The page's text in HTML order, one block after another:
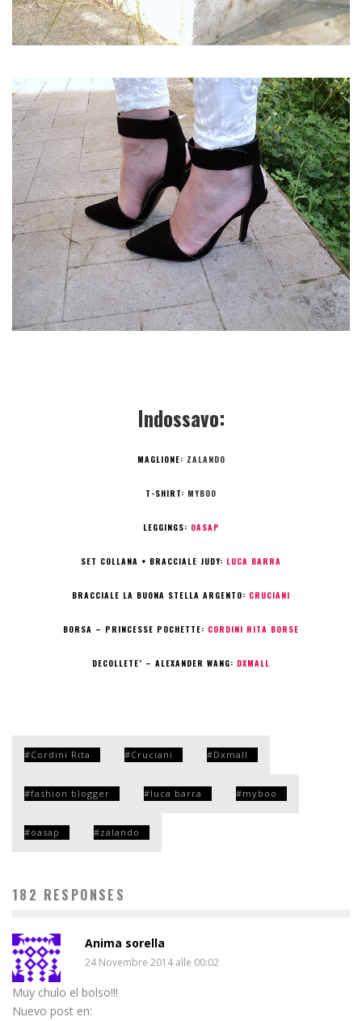
Indossavo:
MAGLIONE: ZALANDO
T-SHIRT: MYBOO
LEGGINGS: OASAP
SET COLLANA + BRACCIALE JUDY: LUCA BARRA
BRACCIALE LA BUONA STELLA ARGENTO: CRUCIANI
BORSA – PRINCESSE POCHETTE: CORDINI RITA BORSE
DECOLLETE’ – ALEXANDER WANG: DXMALL
Cordini Rita Cruciani Dxmall
fashion blogger luca barra myboo
oasap zalando
182 RESPONSES
Anima sorella
24 Novembre 2014 alle 00:02
Muy chulo el bolso!!!
Nuevo post en: